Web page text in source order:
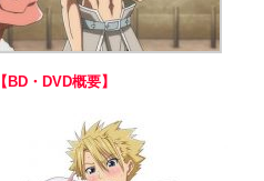
【BD・DVD概要】